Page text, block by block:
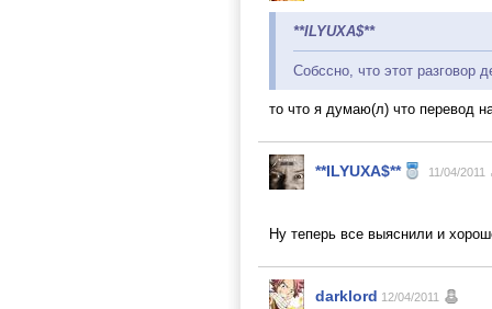
**ILYUXA$**
Собссно, что этот разговор
то что я думаю(л) что перевод
**ILYUXA$** 11/04/2011
Ну теперь все выяснили и
darklord 12/04/2011